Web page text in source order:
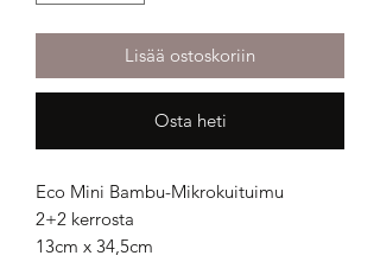
Lisää ostoskoriin
Osta heti
Eco Mini Bambu-Mikrokuituimu
2+2 kerrosta
13cm x 34,5cm